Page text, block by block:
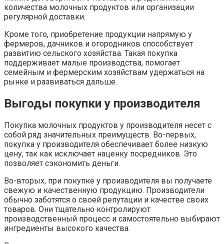
количества молочных продуктов или организации
регулярной доставки.
Кроме того, приобретение продукции напрямую у
фермеров, дачников и огородников способствует
развитию сельского хозяйства. Такая покупка
поддерживает малые производства, помогает
семейным и фермерским хозяйствам удержаться на
рынке и развиваться дальше.
Выгоды покупки у производителя
Покупка молочных продуктов у производителя несет с
собой ряд значительных преимуществ. Во-первых,
покупка у производителя обеспечивает более низкую
цену, так как исключает наценку посредников. Это
позволяет сэкономить деньги.
Во-вторых, при покупке у производителя вы получаете
свежую и качественную продукцию. Производители
обычно заботятся о своей репутации и качестве своих
товаров. Они тщательно контролируют
производственный процесс и самостоятельно выбирают
ингредиенты высокого качества.